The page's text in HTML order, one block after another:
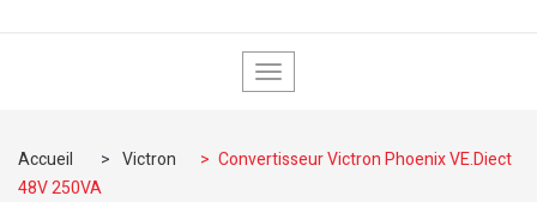
Basculer
Accueil > Victron > Convertisseur Victron Phoenix VE.Diect
48V 250VA